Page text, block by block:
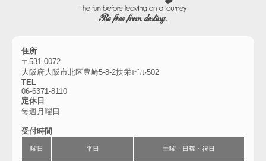
住所
〒531-0072
大阪府大阪市北区豊崎5-8-2扶栄ビル502
TEL
06-6371-8110
定休日
毎週月曜日
受付時間
曜日 平日 土曜・ 日曜・祝日